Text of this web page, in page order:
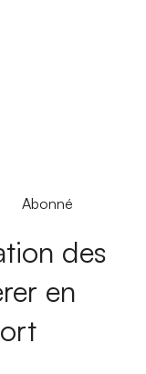
Abonné
des
en